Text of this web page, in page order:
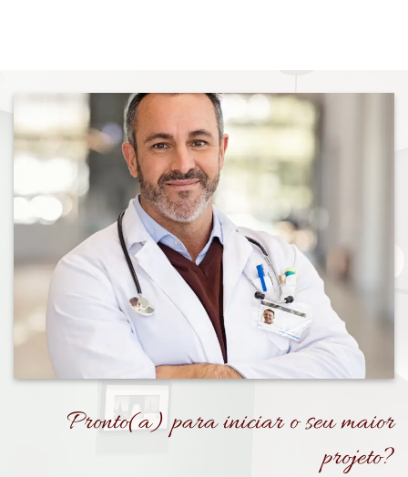
Pronto(a) para iniciar o seu maior
projeto?